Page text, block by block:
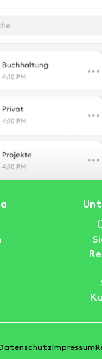
Impressum